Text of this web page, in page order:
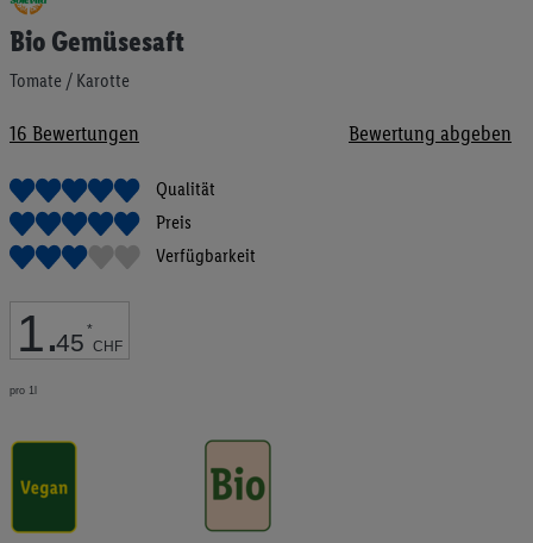
Bio Gemüsesaft
Tomate / Karotte
16 Bewertungen Bewertung abgeben
Qualität
Preis
Verfügbarkeit
1.45 *
CHF
pro 1l
Anfang
der
springen